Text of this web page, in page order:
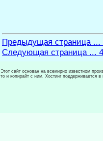
Предыдущая страница ...
Следующая страница ...
Этот сайт основан на всемирно известном
то и копирайт с ним. Хостинг поддерживается